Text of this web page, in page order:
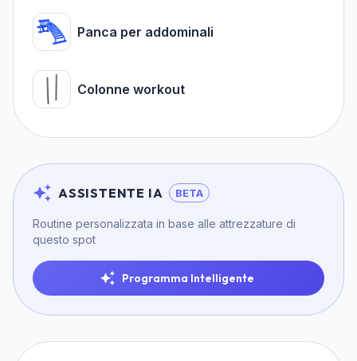
Panca per addominali
Colonne workout
ASSISTENTE IA BETA
Routine personalizzata in base alle attrezzature di
questo spot
Programma Intelligente